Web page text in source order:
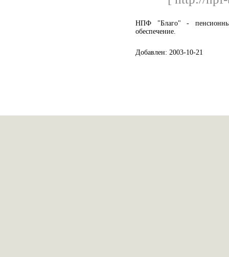
НПФ "Благо" -
обеспечение.
Добавлен: 2003-10-21